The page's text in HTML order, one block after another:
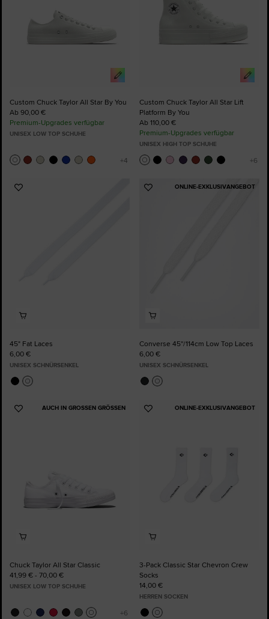
Custom Chuck Taylor All Star By You
Ab 90,00 €
Premium-Upgrades verfügbar
UNISEX LOW TOP SCHUHE
Custom Chuck Taylor All Star Lift
Platform By You
Ab 110,00 €
Premium-Upgrades verfügbar
UNISEX HIGH TOP SCHUHE
Zu
45" Fat Laces
6,00 €
UNISEX SCHNÜRSENKEL
ONLINE-EXKLUSIVANGEBOT
Zu
Converse 45''/114cm Low Top Laces
6,00 €
UNISEX SCHNÜRSENKEL
AUCH IN GROSSEN GRÖSSEN
Zu
Chuck Taylor All Star Classic
41,99 € - 70,00 €
UNISEX LOW TOP SCHUHE
ONLINE-EXKLUSIVANGEBOT
Zu
3-Pack Classic Star Chevron Crew
Socks
14,00 €
HERREN SOCKEN